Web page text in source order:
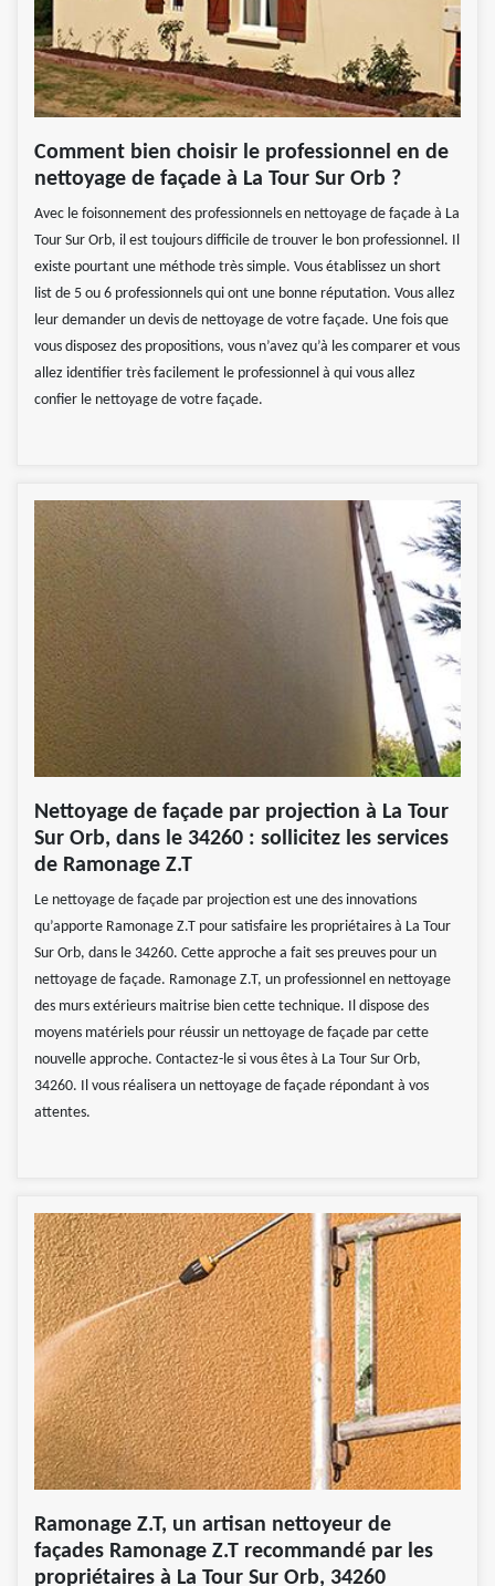
Comment bien choisir le professionnel en de
nettoyage de façade à La Tour Sur Orb ?
Avec le foisonnement des professionnels en nettoyage de façade à La
Tour Sur Orb, il est toujours difficile de trouver le bon professionnel. Il
existe pourtant une méthode très simple. Vous établissez un short
list de 5 ou 6 professionnels qui ont une bonne réputation. Vous allez
leur demander un devis de nettoyage de votre façade. Une fois que
vous disposez des propositions, vous n’avez qu’à les comparer et vous
allez identifier très facilement le professionnel à qui vous allez
confier le nettoyage de votre façade.
Nettoyage de façade par projection à La Tour
Sur Orb, dans le 34260 : sollicitez les services
de Ramonage Z.T
Le nettoyage de façade par projection est une des innovations
qu’apporte Ramonage Z.T pour satisfaire les propriétaires à La Tour
Sur Orb, dans le 34260. Cette approche a fait ses preuves pour un
nettoyage de façade. Ramonage Z.T, un professionnel en nettoyage
des murs extérieurs maitrise bien cette technique. Il dispose des
moyens matériels pour réussir un nettoyage de façade par cette
nouvelle approche. Contactez-le si vous êtes à La Tour Sur Orb,
34260. Il vous réalisera un nettoyage de façade répondant à vos
attentes.
Ramonage Z.T, un artisan nettoyeur de
façades Ramonage Z.T recommandé par les
propriétaires à La Tour Sur Orb, 34260